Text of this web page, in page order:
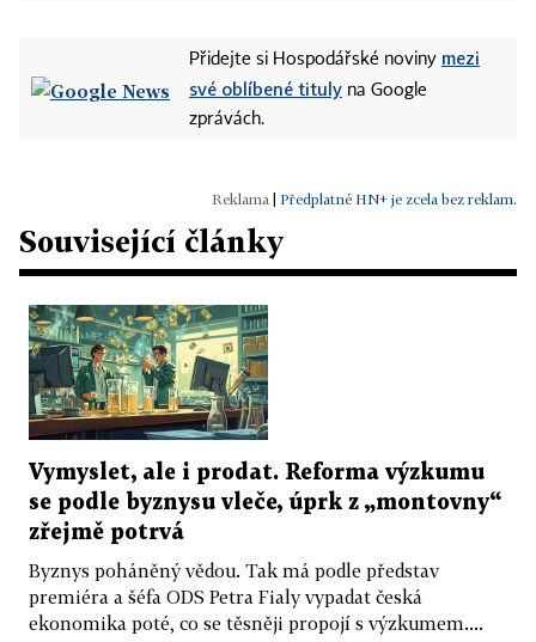
Přidejte si Hospodářské noviny mezi
své oblíbené tituly na Google
zprávách.
Předplatné HN+ je zcela bez reklam.
Související články
Vymyslet, ale i prodat. Reforma výzkumu
se podle byznysu vleče, úprk z „montovny“
zřejmě potrvá
Byznys poháněný vědou. Tak má podle představ
premiéra a šéfa ODS Petra Fialy vypadat česká
ekonomika poté, co se těsněji propojí s výzkumem....